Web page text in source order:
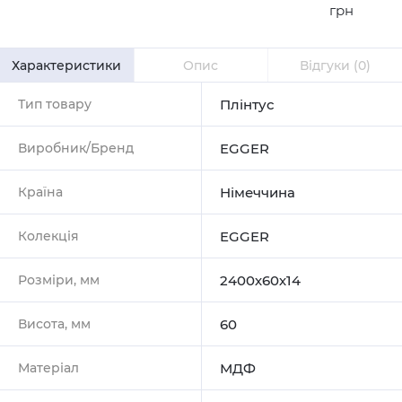
грн
Характеристики Опис Відгуки (0)
Тип товару Плінтус
Виробник/Бренд EGGER
Країна Німеччина
Колекція EGGER
Розміри, мм 2400х60х14
Висота, мм 60
Матеріал МДФ